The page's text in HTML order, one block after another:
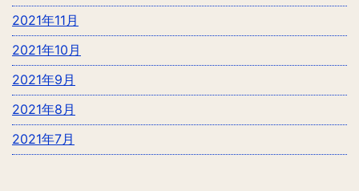
2021年11月
2021年10月
2021年9月
2021年8月
2021年7月